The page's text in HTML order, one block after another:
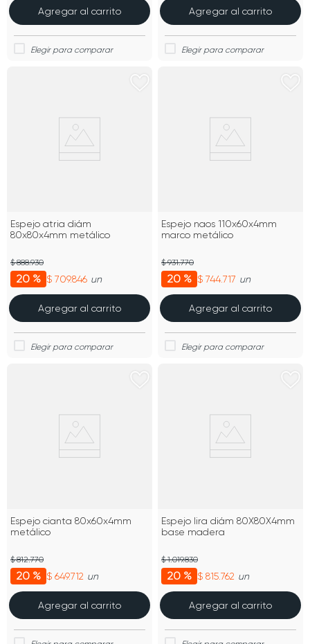
Agregar al carrito Agregar al carrito
Espejo atria diám
80x80x4mm metálico
20 % $ 709.846
$ 888.930
un
Agregar al carrito
Espejo naos 110x60x4mm
marco metálico
20 % $ 744.717
$ 931.770
un
Agregar al carrito
Espejo cianta 80x60x4mm
metálico
20 % $ 649.712
$ 812.770
un
Agregar al carrito
Espejo lira diám 80X80X4mm
base madera
20 % $ 815.762
$ 1.019.830
un
Agregar al carrito